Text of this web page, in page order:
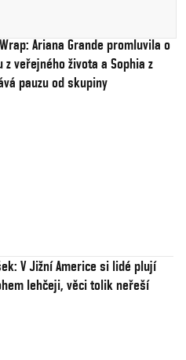
Ariana Grande promluvila o
z veřejného života a Sophia z
pauzu od skupiny
V Jižní Americe si lidé plují
lehčeji, věci tolik neřeší